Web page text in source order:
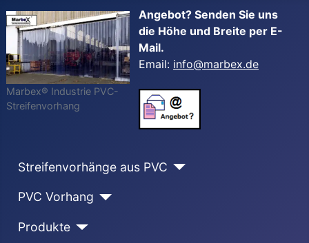
Marbex® Industrie PVC-
Streifenvorhang
Angebot? Senden Sie uns
die Höhe und Breite per E-
Mail.
Email: info@marbex.de
Streifenvorhänge aus PVC
PVC Vorhang
Produkte